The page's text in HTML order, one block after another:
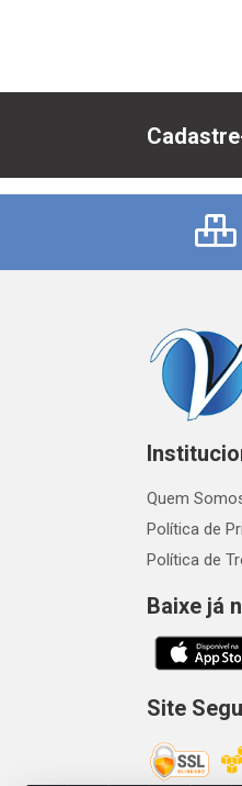
Quem
Política de
Política de
Baixe já
Site